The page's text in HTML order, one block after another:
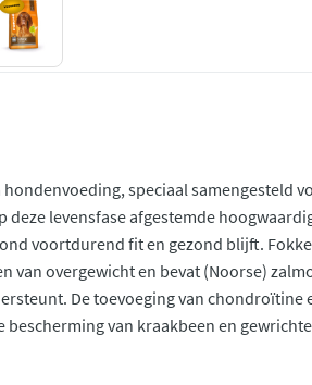
speciaal samengesteld
deze levensfase afgestemde
voortdurend fit en gezond blijft.
van overgewicht en bevat (Noorse)
De toevoeging van chondroïtine
van kraakbeen en